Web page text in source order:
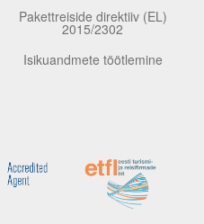
Pakettreiside direktiiv (EL)
2015/2302
Isikuandmete töötlemine